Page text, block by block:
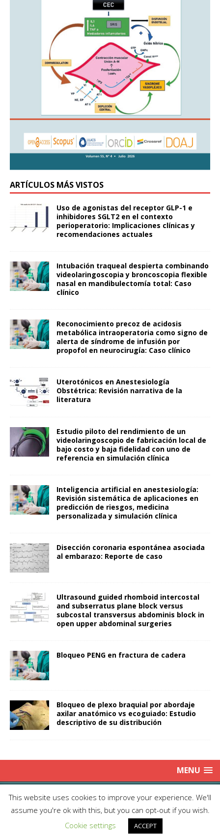
ARTÍCULOS MÁS VISTOS
Uso de agonistas del receptor GLP-1 e
inhibidores SGLT2 en el contexto
perioperatorio: Implicaciones clínicas y
recomendaciones actuales
Intubación traqueal despierta combinando
videolaringoscopia y broncoscopia flexible
nasal en mandibulectomía total: Caso
clínico
Reconocimiento precoz de acidosis
metabólica intraoperatoria como signo de
alerta de síndrome de infusión por
propofol en neurocirugía: Caso clínico
Uterotónicos en Anestesiología
Obstétrica: Revisión narrativa de la
literatura
Estudio piloto del rendimiento de un
videolaringoscopio de fabricación local de
bajo costo y baja fidelidad con uno de
referencia en simulación clínica
Inteligencia artificial en anestesiología:
Revisión sistemática de aplicaciones en
predicción de riesgos, medicina
personalizada y simulación clínica
Disección coronaria espontánea asociada
al embarazo: Reporte de caso
Ultrasound guided rhomboid intercostal
and subserratus plane block versus
subcostal transversus abdominis block in
open upper abdominal surgeries
Bloqueo PENG en fractura de cadera
Bloqueo de plexo braquial por abordaje
axilar anatómico vs ecoguiado: Estudio
descriptivo de su distribución
MENU
Copyright © 2025 | Publicación Oficial de la Sociedad de Médicos
Anestesiólogos de Chile| Enviar Email
| Producción: Editorial Iku
Ltda.| This work is licensed under Creative Commons Attribution 4.0
International
This website uses cookies to improve your experience. We'll
assume you're ok with this, but you can opt-out if you wish.
Cookie settings
ACCEPT